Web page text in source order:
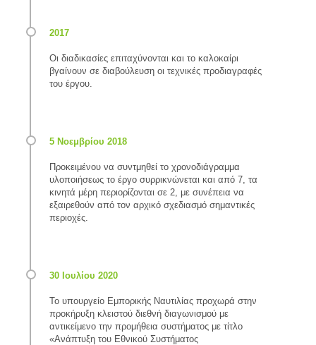
Οι διαδικασίες επιταχύνονται και το καλοκαίρι
βγαίνουν σε διαβούλευση οι τεχνικές προδιαγραφές
του έργου.
Προκειμένου να συντμηθεί το χρονοδιάγραμμα
υλοποιήσεως το έργο συρρικνώνεται και από 7, τα
κινητά μέρη περιορίζονται σε 2, με συνέπεια να
εξαιρεθούν από τον αρχικό σχεδιασμό σημαντικές
περιοχές.
Το υπουργείο Εμπορικής Ναυτιλίας προχωρά στην
προκήρυξη κλειστού διεθνή διαγωνισμού με
αντικείμενο την προμήθεια συστήματος με τίτλο
«Ανάπτυξη του Εθνικού Συστήματος